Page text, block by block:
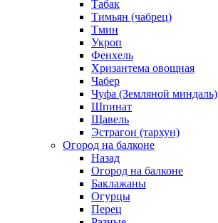
Табак
Тимьян (чабрец)
Тмин
Укроп
Фенхель
Хризантема овощная
Чабер
Чуфа (Земляной миндаль)
Шпинат
Щавель
Эстрагон (тархун)
Огород на балконе
Назад
Огород на балконе
Баклажаны
Огурцы
Перец